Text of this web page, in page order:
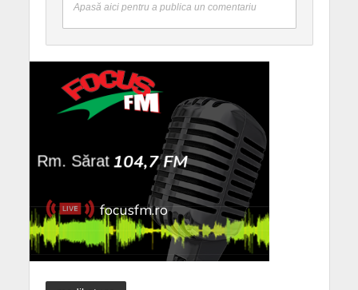
Apasă aici pentru a publica un comentariu